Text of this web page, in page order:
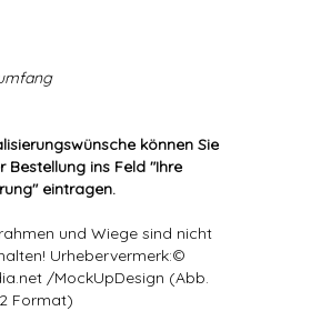
können Sie
Bestellung ins Feld "Ihre
eintragen.
und Wiege sind nicht
Urhebervermerk:©
/MockUpDesign (Abb.
Format)